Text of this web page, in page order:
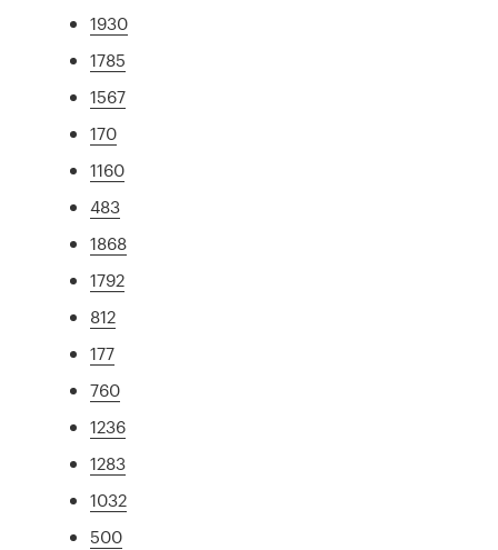
1930
1785
1567
170
1160
483
1868
1792
812
177
760
1236
1283
1032
500